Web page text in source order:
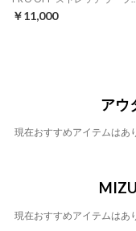
￥11,000
アウ
現在おすすめアイテムはあ
現在おすすめアイテムはあ